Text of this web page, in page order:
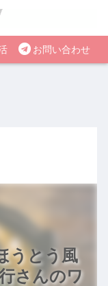
お問い合わせ
うとう風
さんのワ